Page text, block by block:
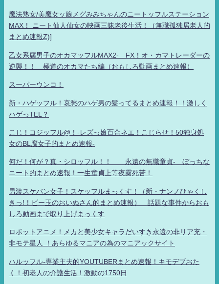
魔法熟女/美魔女ッ娘メグみみちゃんのニートッフルステーション
MAX！ ニート仙人仙女の映画三昧老後生活！（無職孤独居老人的
まとめ速報Z)]
乙女系腐男子のオカマッフルMAX2- FX！オ・カマトレーダーの
逆襲！！ 極道のオカマたち編（おもしろ動画まとめ速報）
スーパーウンコ！
新・ハゲッフル！哀愁のハゲ男の髪ってるまとめ速報！！激しく
ハゲっTEL？
こじ！コジッフル@！-レズっ娘百合ネエ！こじらせ！50独身処
女のBL腐女子的まとめ速報-
何だ！何が？真・シロッフル！！ 永遠の無職童貞- ぼっちな
ニート的まとめ速報！一生童貞上等夜露死苦！
男装スケバン女子！スケッフルまっくす！（新・ナンノひゃくし
きっ!！ビー玉のおいぬさん的まとめ速報） 話題な事件からおも
しろ動画まで取り上げまっくす
ロボットアニメ！メカと美少女キャラだいすき永遠の非リア充・
非モテ星人 ！あらゆるマニアの為のマニアックサイト
ハルッフル-専業主夫的YOUTUBERまとめ速報！キモデブおた
く！初老人の介護生活！激動の1750日